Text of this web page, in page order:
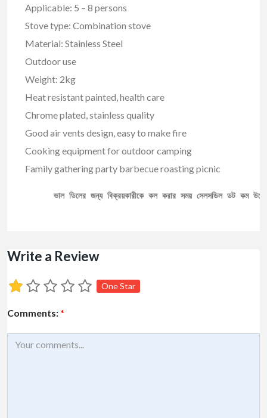
Applicable: 5 – 8 persons
Stove type: Combination stove
Material: Stainless Steel
Outdoor use
Weight: 2kg
Heat resistant painted, health care
Chrome plated, stainless quality
Good air vents design, easy to make fire
Cooking equipment for outdoor camping
Family gathering party barbecue roasting picnic
ভাল ডিলের জন্য বিক্রয়কারীকে কল করার সময় সেলসডিল ডট কম
Write a Review
One Star
Comments: *